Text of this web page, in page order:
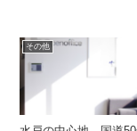
その他